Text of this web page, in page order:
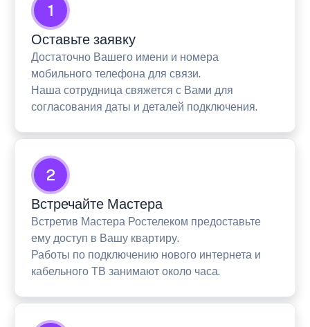
1
Оставьте заявку
Достаточно Вашего имени и номера
мобильного телефона для связи.
Наша сотрудница свяжется с Вами для
согласования даты и деталей подключения.
2
Встречайте Мастера
Встретив Мастера Ростелеком предоставьте
ему доступ в Вашу квартиру.
Работы по подключению нового интернета и
кабельного ТВ занимают около часа.